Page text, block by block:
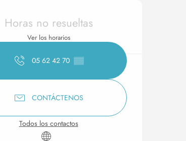
y datos de
Horas no resueltas
Ver los horarios
05 62 42 70 ▒▒
CONTÁCTENOS
Todos los contactos